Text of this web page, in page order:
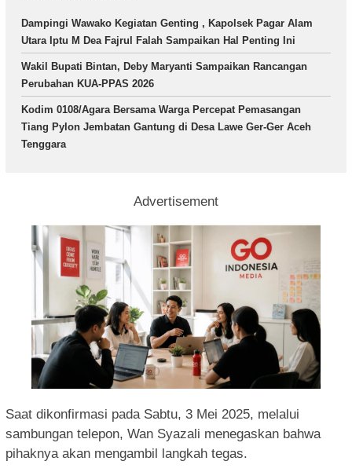
Dampingi Wawako Kegiatan Genting , Kapolsek Pagar Alam
Utara Iptu M Dea Fajrul Falah Sampaikan Hal Penting Ini
Wakil Bupati Bintan, Deby Maryanti Sampaikan Rancangan
Perubahan KUA-PPAS 2026
Kodim 0108/Agara Bersama Warga Percepat Pemasangan
Tiang Pylon Jembatan Gantung di Desa Lawe Ger-Ger Aceh
Tenggara
Advertisement
Saat dikonfirmasi pada Sabtu, 3 Mei 2025, melalui
sambungan telepon, Wan Syazali menegaskan bahwa
pihaknya akan mengambil langkah tegas.